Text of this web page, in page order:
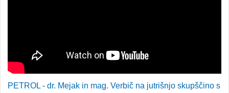
PETROL - dr. Mejak in mag. Verbič na jutrišnjo skupščino s